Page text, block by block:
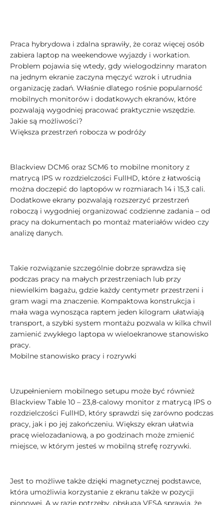
Praca hybrydowa i zdalna sprawiły, że coraz więcej osób
zabiera laptop na weekendowe wyjazdy i workation.
Problem pojawia się wtedy, gdy wielogodzinny maraton
na jednym ekranie zaczyna męczyć wzrok i utrudnia
organizację zadań. Właśnie dlatego rośnie popularność
mobilnych monitorów i dodatkowych ekranów, które
pozwalają wygodniej pracować praktycznie wszędzie.
Jakie są możliwości?
Większa przestrzeń robocza w podróży
Blackview DCM6 oraz SCM6 to mobilne monitory z
matrycą IPS w rozdzielczości FullHD, które z łatwością
można doczepić do laptopów w rozmiarach 14 i 15,3 cali.
Dodatkowe ekrany pozwalają rozszerzyć przestrzeń
roboczą i wygodniej organizować codzienne zadania – od
pracy na dokumentach po montaż materiałów wideo czy
analizę danych.
Takie rozwiązanie szczególnie dobrze sprawdza się
podczas pracy na małych przestrzeniach lub przy
niewielkim bagażu, gdzie każdy centymetr przestrzeni i
gram wagi ma znaczenie. Kompaktowa konstrukcja i
mała waga wynosząca raptem jeden kilogram ułatwiają
transport, a szybki system montażu pozwala w kilka chwil
zamienić zwykłego laptopa w wieloekranowe stanowisko
pracy.
Mobilne stanowisko pracy i rozrywki
Uzupełnieniem mobilnego setupu może być również
Blackview Table 10 – 23,8-calowy monitor z matrycą IPS o
rozdzielczości FullHD, który sprawdzi się zarówno podczas
pracy, jak i po jej zakończeniu. Większy ekran ułatwia
pracę wielozadaniową, a po godzinach może zmienić
miejsce, w którym jesteś w mobilną strefę rozrywki.
Jest to możliwe także dzięki magnetycznej podstawce,
która umożliwia korzystanie z ekranu także w pozycji
pionowej. A w razie potrzeby, obsługa VESA sprawia, że